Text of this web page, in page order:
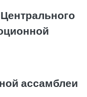
ассамблеи